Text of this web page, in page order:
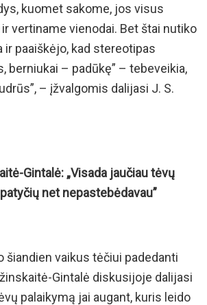
kuomet sakome, jos visus
vertiname vienodai. Bet štai nutiko
ir paaiškėjo, kad stereotipas
berniukai – padūkę” – tebeveikia,
– įžvalgomis dalijasi J. S.
Gintalė: „Visada jaučiau tėvų
net nepastebėdavau”
šiandien vaikus tėčiui padedanti
Gintalė diskusijoje dalijasi
palaikymą jai augant, kuris leido